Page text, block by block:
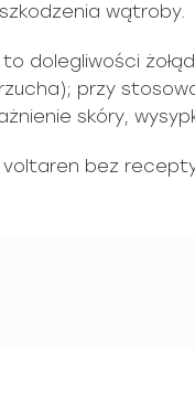
wątroby.
dolegliwości
przy
skóry,
voltaren bez